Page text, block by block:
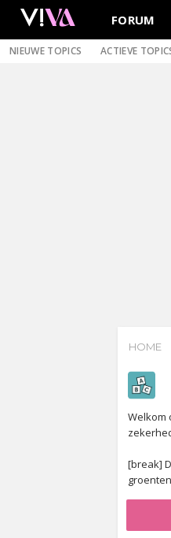
FORUM
NIEUWE TOPICS ACTIEVE
HOME
Welkom
[break]